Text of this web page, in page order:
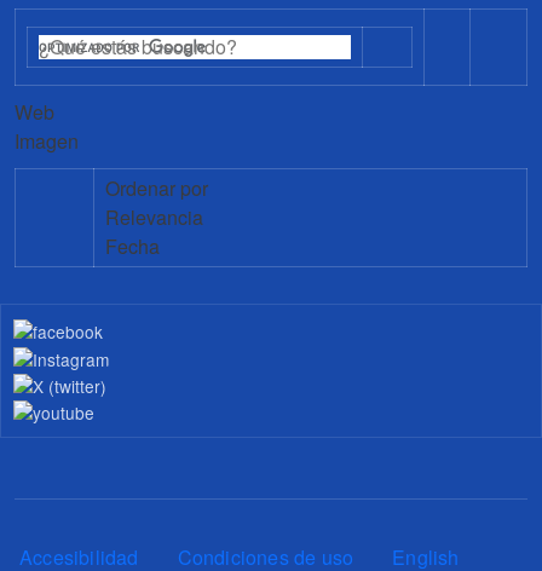
Web
Imagen
Ordenar por
Relevancia
Fecha
Pie de página
Accesibilidad Condiciones de uso English